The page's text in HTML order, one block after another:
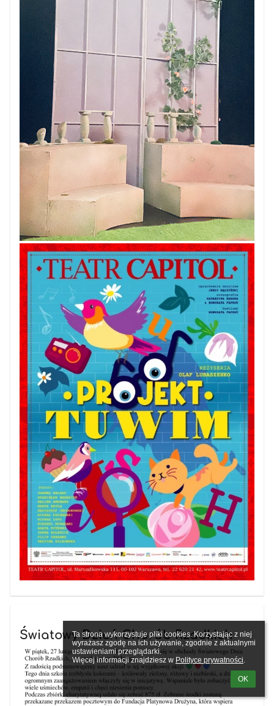
Ta strona wykorzystuje pliki cookies. Korzystając z niej
wyrażasz zgodę na ich używanie, zgodnie z aktualnymi
ustawieniami przeglądarki.
Więcej informacji znajdziesz w Polityce prywatności.
OK
Światowy Dzień Chorób Rzadkich